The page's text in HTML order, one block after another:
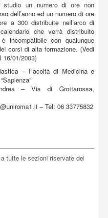
studio un numero di ore non
dell’anno ed un numero di ore
a 300 distribuite nell’arco di
che verrà distribuito
incompatibile con qualunque
corsi di alta formazione. (Vedi
16/01/2003)
– Facoltà di Medicina e
– Via di Grottarossa,
– Tel: 06 33775832
tutte le sezioni riservate del